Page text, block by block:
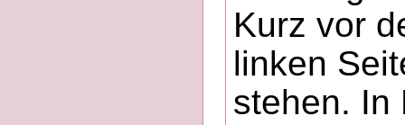
Kurz vor
linken
stehen. In